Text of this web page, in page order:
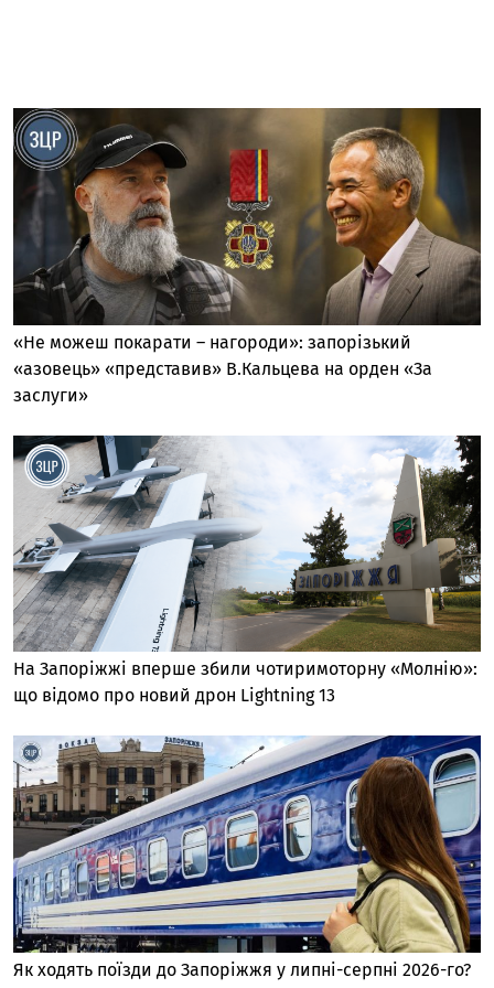
«Не можеш покарати – нагороди»: запорізький
«азовець» «представив» В.Кальцева на орден «За
заслуги»
На Запоріжжі вперше збили чотиримоторну «Молнію»:
що відомо про новий дрон Lightning 13
Як ходять поїзди до Запоріжжя у липні-серпні 2026-го?